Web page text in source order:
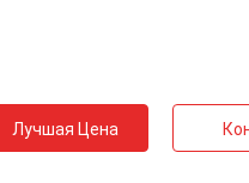
Лучшая Цена